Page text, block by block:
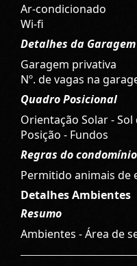
Ar-condicionado
Wi-fi
Detalhes da Garagem
Garagem privativa
Nº. de vagas na
Quadro Posicional
Orientação Solar - Sol
Posição - Fundos
Regras do condomínio
Permitido animais de
Detalhes Ambientes
Resumo
Ambientes - Área de